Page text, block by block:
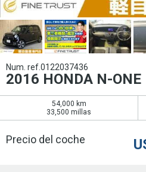
Num. ref.0122037436
2016 HONDA N-ONE
54,000 km
33,500 millas
Precio del coche